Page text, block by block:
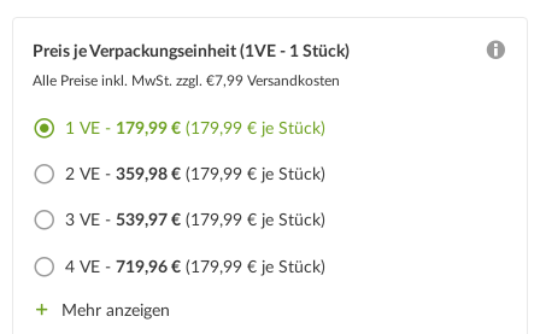
Preis je Verpackungseinheit (1VE - 1 Stück)
Alle Preise inkl. MwSt. zzgl. €7,99 Versandkosten
1 VE - 179,99 € (179,99 € je Stück)
2 VE - 359,98 € (179,99 € je Stück)
3 VE - 539,97 € (179,99 € je Stück)
4 VE - 719,96 € (179,99 € je Stück)
Mehr anzeigen